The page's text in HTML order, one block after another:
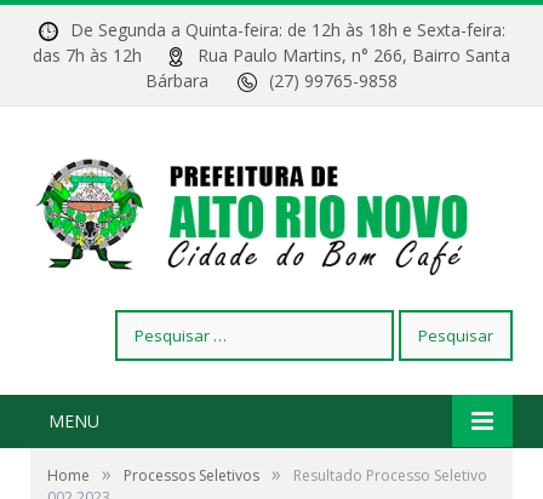
De Segunda a Quinta-feira: de 12h às 18h e Sexta-feira:
das 7h às 12h
Rua Paulo Martins, n° 266, Bairro Santa
Bárbara
(27) 99765-9858
por:
MENU
Home » Processos Seletivos »
Resultado Processo Seletivo